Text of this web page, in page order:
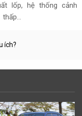
lốp, hệ thống cảnh
ích?